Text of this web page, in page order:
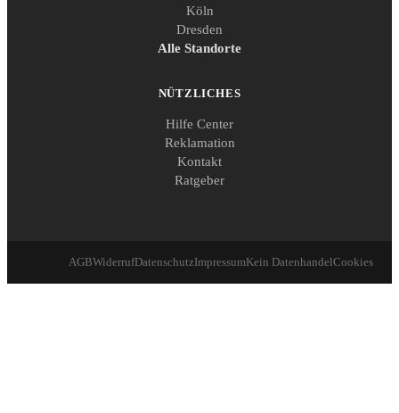
Köln
Dresden
Alle Standorte
NÜTZLICHES
Hilfe Center
Reklamation
Kontakt
Ratgeber
AGBWiderrufDatenschutzImpressumKein DatenhandelCookies